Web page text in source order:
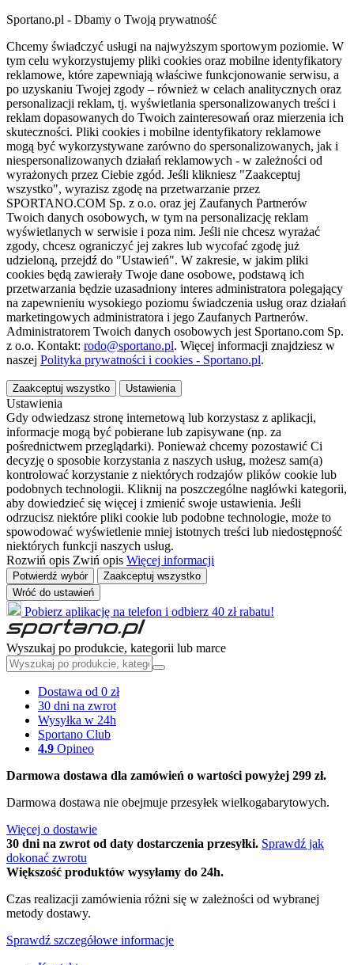
Sportano.pl - Dbamy o Twoją prywatność
Chcemy świadczyć usługi na najwyższym sportowym poziomie. W
tym celu wykorzystujemy pliki cookies oraz mobilne identyfikatory
reklamowe, które zapewniają właściwe funkcjonowanie serwisu, a
po uzyskaniu Twojej zgody – również w celach analitycznych oraz
personalizacji reklam, tj. wyświetlania spersonalizowanych treści i
reklam dopasowanych do Twoich zainteresowań oraz mierzenia ich
skuteczności. Pliki cookies i mobilne identyfikatory reklamowe
mogą być wykorzystywane zarówno do spersonalizowanych, jak i
niespersonalizowanych działań reklamowych - w zależności od
wyrażonych przez Ciebie zgód. Jeśli klikniesz "Zaakceptuj
wszystko", wyrazisz zgodę na przetwarzanie przez
SPORTANO.COM Sp. z o.o. oraz jej Zaufanych Partnerów
Twoich danych osobowych, w tym na personalizację reklam
wyświetlanych w serwisie i poza nim. Jeśli nie chcesz wyrażać
zgody, chcesz ograniczyć jej zakres lub wycofać zgodę już
udzieloną, przejdź do "Ustawień". W zakresie, w jakim pliki
cookies będą zawierały Twoje dane osobowe, podstawą ich
przetwarzania będzie uzasadniony interes administratora polegający
na zapewnieniu wysokiego poziomu świadczenia usług oraz działań
marketingowych administratora i jego Zaufanych Partnerów.
Administratorem Twoich danych osobowych jest Sportano.com Sp.
z o.o. Kontakt: rodo@sportano.pl. Więcej informacji znajdziesz w
naszej Polityka prywatności i cookies - Sportano.pl.
Zaakceptuj wszystko Ustawienia
Ustawienia
Gdy odwiedzasz stronę internetową lub korzystasz z aplikacji,
informacje mogą być pobierane lub zapisywane (np. za
pośrednictwem przeglądarki). Ponieważ chcemy pozostawić Ci
decyzję o sposobie korzystania z naszych usług, możesz sam(a)
kontrolować korzystanie z niektórych rodzajów plików cookie lub
podobnych technologii. Kliknij na poszczególne nagłówki kategorii,
aby dowiedzieć się więcej i zmienić swoje ustawienia. Jeśli
odrzucisz niektóre pliki cookie lub podobne technologie, może to
spowodować wyświetlenie mniej istotnych treści lub niedostępność
niektórych funkcji naszych usług.
Rozwiń opis Zwiń opis Więcej informacji
Potwierdź wybór
Zaakceptuj wszystko
Wróć do ustawień
Pobierz aplikację na telefon i odbierz 40 zł rabatu!
Wyszukaj po produkcie, kategorii lub marce
Dostawa od 0 zł
30 dni na zwrot
Wysyłka w 24h
Sportano Club
4.9 Opineo
Darmowa dostawa dla zamówień o wartości powyżej 299 zł.
Darmowa dostawa nie obejmuje przesyłek wielkogabarytowych.
Więcej o dostawie
30 dni na zwrot od daty dostarczenia przesyłki. Sprawdź jak
dokonać zwrotu
Większość produktów wysyłamy do 24h.
Czas realizacji zamówienia różni się w zależności od wybranej
metody dostawy.
Sprawdź szczegółowe informacje